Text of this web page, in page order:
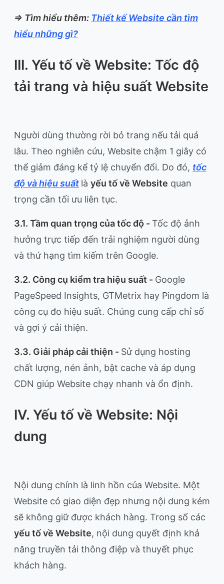
=> Tìm hiểu thêm: Thiết kế Website cần tìm
hiểu những gì?
III. Yếu tố về Website: Tốc độ
tải trang và hiệu suất Website
Người dùng thường rời bỏ trang nếu tải quá
lâu. Theo nghiên cứu, Website chậm 1 giây có
thể giảm đáng kể tỷ lệ chuyển đổi. Do đó, tốc
độ và hiệu suất là yếu tố về Website quan
trọng cần tối ưu liên tục.
3.1. Tầm quan trọng của tốc độ -Tốc độ ảnh
hưởng trực tiếp đến trải nghiệm người dùng
và thứ hạng tìm kiếm trên Google.
3.2. Công cụ kiểm tra hiệu suất - Google
PageSpeed Insights, GTMetrix hay Pingdom là
công cụ đo hiệu suất. Chúng cung cấp chỉ số
và gợi ý cải thiện.
3.3. Giải pháp cải thiện - Sử dụng hosting
chất lượng, nén ảnh, bật cache và áp dụng
CDN giúp Website chạy nhanh và ổn định.
IV. Yếu tố về Website: Nội
dung
Nội dung chính là linh hồn của Website. Một
Website có giao diện đẹp nhưng nội dung kém
sẽ không giữ được khách hàng. Trong số các
yếu tố về Website, nội dung quyết định khả
năng truyền tải thông điệp và thuyết phục
khách hàng.